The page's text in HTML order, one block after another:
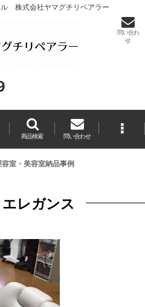
株式会社ヤマグチリペアラー
問い合わ
せ
商品検索 問い合わせ
室・美容室納品事例
レガンス